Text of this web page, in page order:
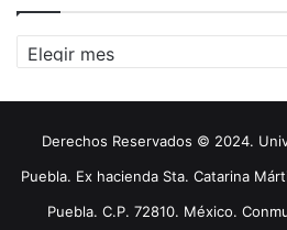
Archivos
Derechos Reservados © 2024.
Puebla. Ex hacienda Sta. Catarina
Puebla. C.P. 72810. México.